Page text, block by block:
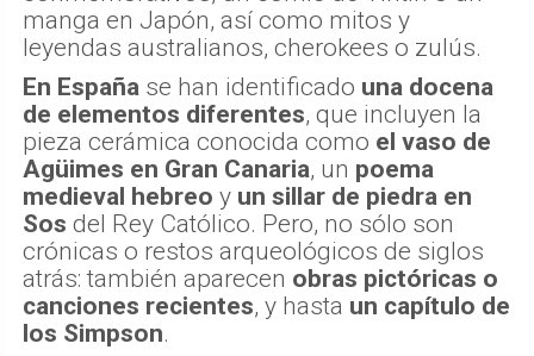
manga en Japón, así como mitos y
leyendas australianos, cherokees o zulús.
En España se han identificado una docena
de elementos diferentes, que incluyen la
pieza cerámica conocida como el vaso de
Agüimes en Gran Canaria, un poema
medieval hebreo y un sillar de piedra en
Sos del Rey Católico. Pero, no sólo son
crónicas o restos arqueológicos de siglos
atrás: también aparecen obras pictóricas o
canciones recientes, y hasta un capítulo de
los Simpson.